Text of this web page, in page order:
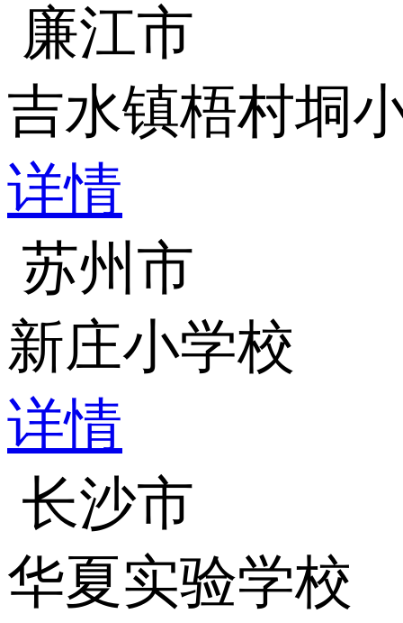
廉江市
吉水镇梧村垌
详情
苏州市
新庄小学校
详情
长沙市
华夏实验学校